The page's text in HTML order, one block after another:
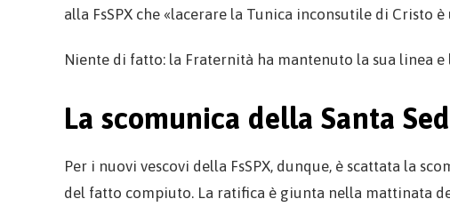
alla FsSPX che «lacerare la Tunica inconsutile di Cristo
Niente di fatto: la Fraternità ha mantenuto la sua linea e
La scomunica della Santa
Per i nuovi vescovi della FsSPX, dunque, è scattata la
del fatto compiuto. La ratifica è giunta nella mattinata